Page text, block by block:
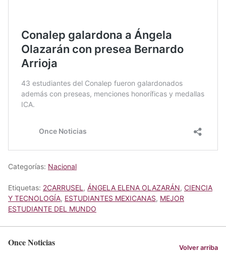
Categorías: Nacional
Etiquetas: 2CARRUSEL , ÁNGELA ELENA OLAZARÁN, CIENCIA
Y TECNOLOGÍA, ESTUDIANTES MEXICANAS, MEJOR
ESTUDIANTE DEL MUNDO
Once Noticias Volver arriba